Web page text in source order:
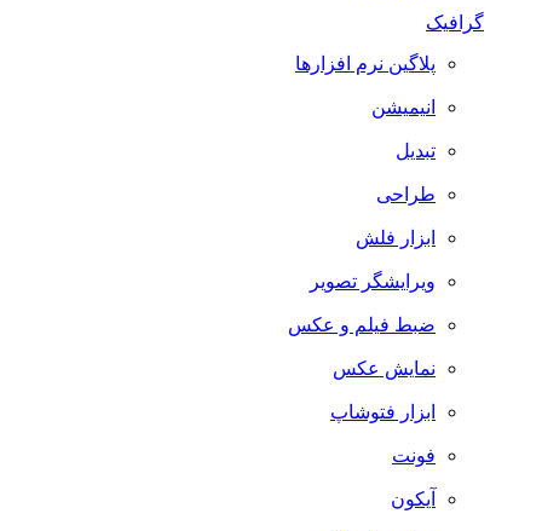
گرافیک
پلاگین نرم افزارها
انیمیشن
تبدیل
طراحی
ابزار فلش
ویرایشگر تصویر
ضبط فيلم و عكس
نمایش عکس
ابزار فتوشاپ
فونت
آیکون